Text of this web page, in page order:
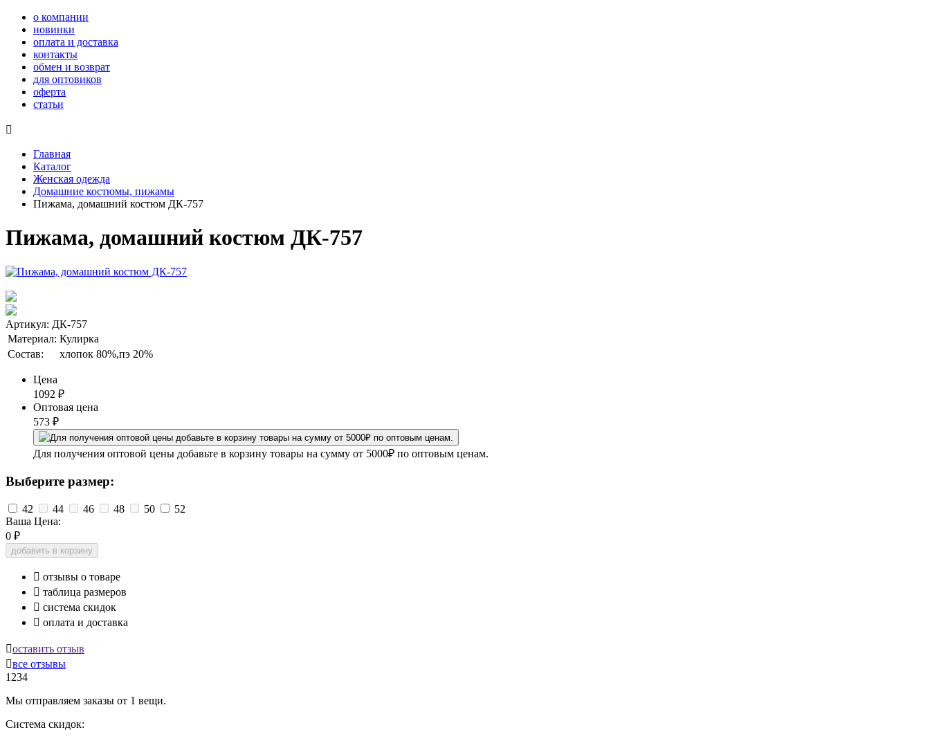
о компании
новинки
оплата и доставка
контакты
обмен и возврат
для оптовиков
оферта
статьи

Главная
Каталог
Женская одежда
Домашние костюмы, пижамы
Пижама, домашний костюм ДК-757
Пижама, домашний костюм ДК-757
Артикул: ДК-757
Материал: Кулирка
Состав:
хлопок 80%,пэ 20%
Цена
1092 ₽
Оптовая цена
573 ₽
Для получения оптовой цены добавьте в корзину товары на сумму от 5000₽ по оптовым ценам.
Выберите размер:
42 44 46 48 50
52
Ваша Цена:
0 ₽
добавить в корзину
 отзывы о товаре
 таблица размеров
 система скидок
 оплата и доставка
оставить отзыв
все отзывы
1234
Мы отправляем заказы от 1 вещи.
Система скидок: